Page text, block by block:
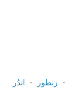
زنطور اندُر